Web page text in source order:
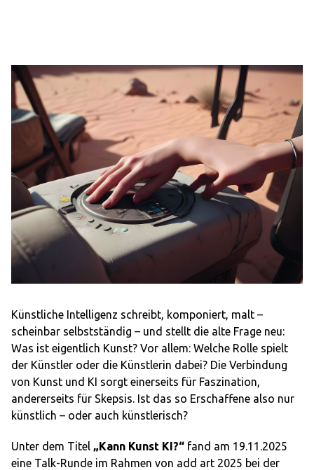
Künstliche Intelligenz schreibt, komponiert, malt –
scheinbar selbstständig – und stellt die alte Frage neu:
Was ist eigentlich Kunst? Vor allem: Welche Rolle spielt
der Künstler oder die Künstlerin dabei? Die Verbindung
von Kunst und KI sorgt einerseits für Faszination,
andererseits für Skepsis. Ist das so Erschaffene also nur
künstlich – oder auch künstlerisch?
Unter dem Titel „Kann Kunst KI?“ fand am 19.11.2025
eine Talk-Runde im Rahmen von add art 2025 bei der